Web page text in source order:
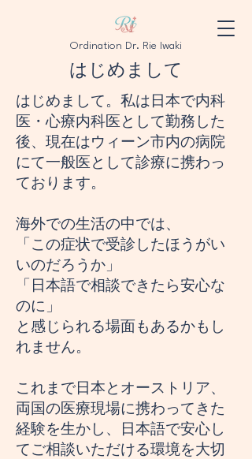
Ordination Dr. Rie Iwaki
​はじめまして
はじめまして。私は日本で内科
医・心療内科医として勤務した
後、現在はウィーン市内の病院
にて一般医として診療に携わっ
ております。
海外での生活の中では、
「この症状で受診したほうがい
いのだろうか」
「日本語で相談できたら安心な
のに」
と感じられる場面もあるかもし
れません。
これまで日本とオーストリア、
両国の医療現場に携わってきた
経験を生かし、日本語で安心し
てご相談いただける環境を大切